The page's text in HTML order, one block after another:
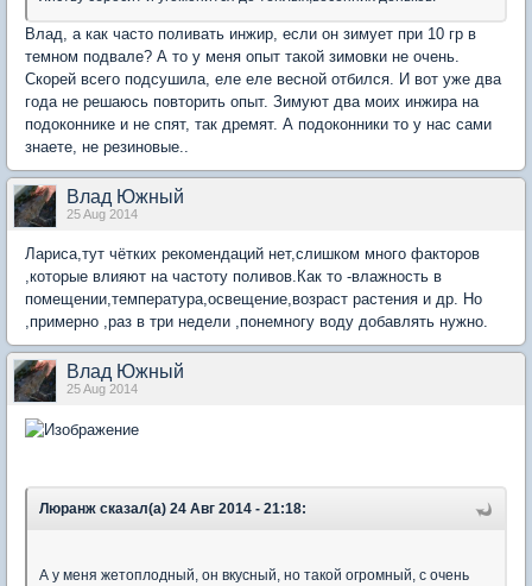
Влад, а как часто поливать инжир, если он зимует при 10 гр в
темном подвале? А то у меня опыт такой зимовки не очень.
Скорей всего подсушила, еле еле весной отбился. И вот уже два
года не решаюсь повторить опыт. Зимуют два моих инжира на
подоконнике и не спят, так дремят. А подоконники то у нас сами
знаете, не резиновые..
Влад Южный
25 Aug 2014
Лариса,тут чётких рекомендаций нет,слишком много факторов
,которые влияют на частоту поливов.Как то -влажность в
помещении,температура,освещение,возраст растения и др. Но
,примерно ,раз в три недели ,понемногу воду добавлять нужно.
Влад Южный
25 Aug 2014
Люранж сказал(а) 24 Авг 2014 - 21:18:
А у меня жетоплодный, он вкусный, но такой огромный, с очень